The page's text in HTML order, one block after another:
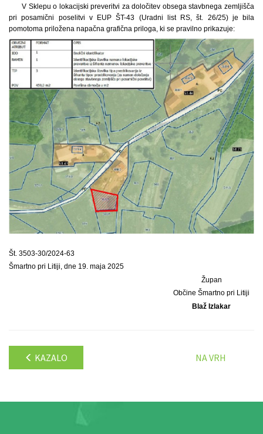
V Sklepu o lokacijski preveritvi za določitev obsega stavbnega zemljišča
pri posamični poselitvi v EUP ŠT-43 (Uradni list RS, št. 26/25) je bila
pomotoma priložena napačna grafična priloga, ki se pravilno prikazuje:
Št. 3503-30/2024-63
Šmartno pri Litiji, dne 19. maja 2025
Župan
Občine Šmartno pri Litiji
Blaž Izlakar
KAZALO NA VRH